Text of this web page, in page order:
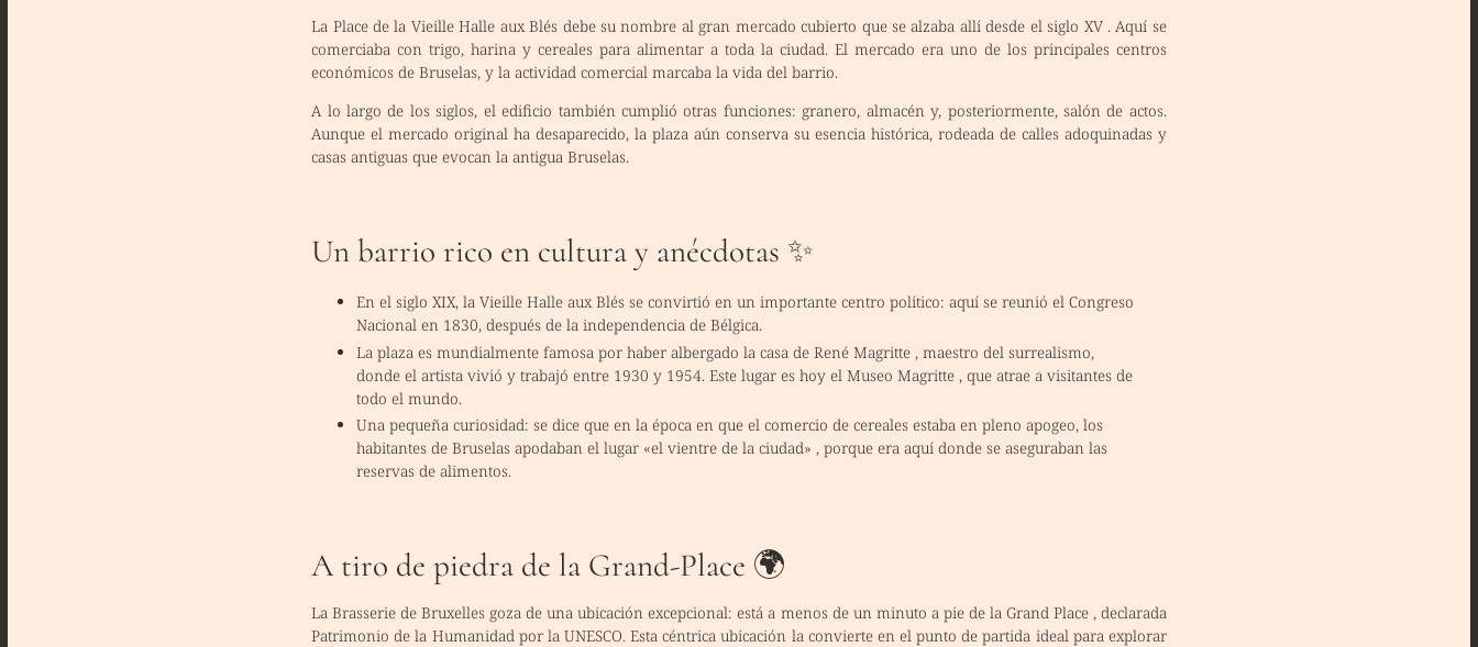
La Place de la Vieille Halle aux Blés debe su nombre al gran mercado cubierto que se alzaba allí desde elsiglo XV. Aquí se
comerciaba con trigo, harina y cereales para alimentar a toda la ciudad. El mercado era uno de los principales centros
económicos de Bruselas, y la actividad comercial marcaba la vida del barrio.
A lo largo de los siglos, el edificio también cumplió otras funciones: granero, almacén y, posteriormente, salón de actos.
Aunque el mercado original ha desaparecido, la plaza aún conserva su esencia histórica, rodeada de calles adoquinadas y
casas antiguas que evocan la antigua Bruselas.
Un barrio rico en cultura y anécdotas ✨
En el siglo XIX, la Vieille Halle aux Blés se convirtió en un importante centro político: aquí se reunió elCongreso
Nacional en 1830, después de la independencia de Bélgica.
La plaza es mundialmente famosa por haber albergado la casa deRené Magritte , maestro del surrealismo,
donde el artista vivió y trabajó entre 1930 y 1954. Este lugar es hoy elMuseo Magritte , que atrae a visitantes de
todo el mundo.
Una pequeña curiosidad: se dice que en la época en que el comercio de cereales estaba en pleno apogeo, los
habitantes de Bruselas apodaban el lugar «el vientre de la ciudad» , porque era aquí donde se aseguraban las
reservas de alimentos.
A tiro de piedra de la Grand-Place 🌍
La Brasserie de Bruxelles goza de una ubicación excepcional: estáa menos de un minuto a pie de la Grand Place, declarada
Patrimonio de la Humanidad por la UNESCO. Esta céntrica ubicación la convierte en el punto de partida ideal para explorar